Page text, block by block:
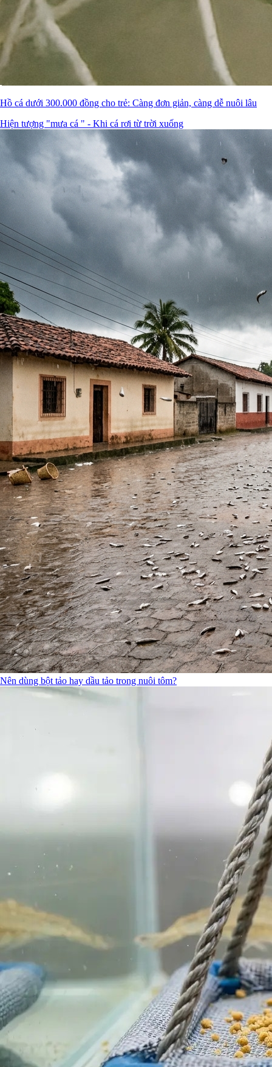
Hồ cá dưới 300.000 đồng cho trẻ: Càng đơn giản, càng dễ nuôi lâu
Hiện tượng "mưa cá " - Khi cá rơi từ trời xuống
Nên dùng bột tảo hay dầu tảo trong nuôi tôm?